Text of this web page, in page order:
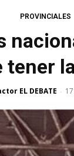
PROVINCIALES
EL DEBATE -